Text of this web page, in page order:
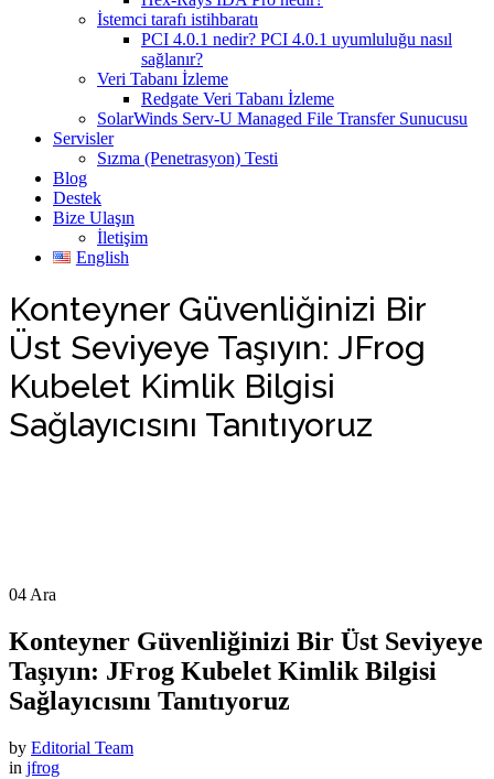
İstemci tarafı istihbaratı
PCI 4.0.1 nedir? PCI 4.0.1 uyumluluğu nasıl
sağlanır?
Veri Tabanı İzleme
Redgate Veri Tabanı İzleme
SolarWinds Serv-U Managed File Transfer Sunucusu
Servisler
Sızma (Penetrasyon) Testi
Blog
Destek
Bize Ulaşın
İletişim
English
Konteyner Güvenliğinizi Bir
Üst Seviyeye Taşıyın: JFrog
Kubelet Kimlik Bilgisi
Sağlayıcısını Tanıtıyoruz
04 Ara
Konteyner Güvenliğinizi Bir Üst Seviyeye
Taşıyın: JFrog Kubelet Kimlik Bilgisi
Sağlayıcısını Tanıtıyoruz
by Editorial Team
in jfrog